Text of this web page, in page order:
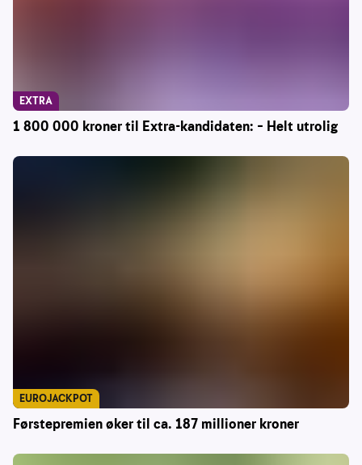
1 800 000 kroner til Extra-kandidaten: – Helt utrolig
EXTRA
Førstepremien øker til ca. 187 millioner kroner
EUROJACKPOT